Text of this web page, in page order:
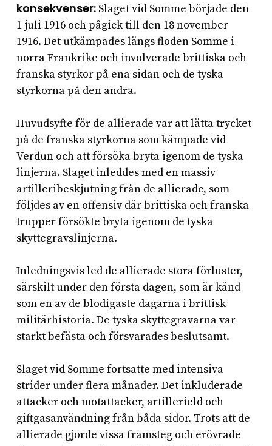
konsekvenser: Slaget vid Somme började den
1 juli 1916 och pågick till den 18 november
1916. Det utkämpades längs floden Somme i
norra Frankrike och involverade brittiska och
franska styrkor på ena sidan och de tyska
styrkorna på den andra.
Huvudsyfte för de allierade var att lätta trycket
på de franska styrkorna som kämpade vid
Verdun och att försöka bryta igenom de tyska
linjerna. Slaget inleddes med en massiv
artilleribeskjutning från de allierade, som
följdes av en offensiv där brittiska och franska
trupper försökte bryta igenom de tyska
skyttegravslinjerna.
Inledningsvis led de allierade stora förluster,
särskilt under den första dagen, som är känd
som en av de blodigaste dagarna i brittisk
militärhistoria. De tyska skyttegravarna var
starkt befästa och försvarades beslutsamt.
Slaget vid Somme fortsatte med intensiva
strider under flera månader. Det inkluderade
attacker och motattacker, artillerield och
giftgasanvändning från båda sidor. Trots att de
allierade gjorde vissa framsteg och erövrade